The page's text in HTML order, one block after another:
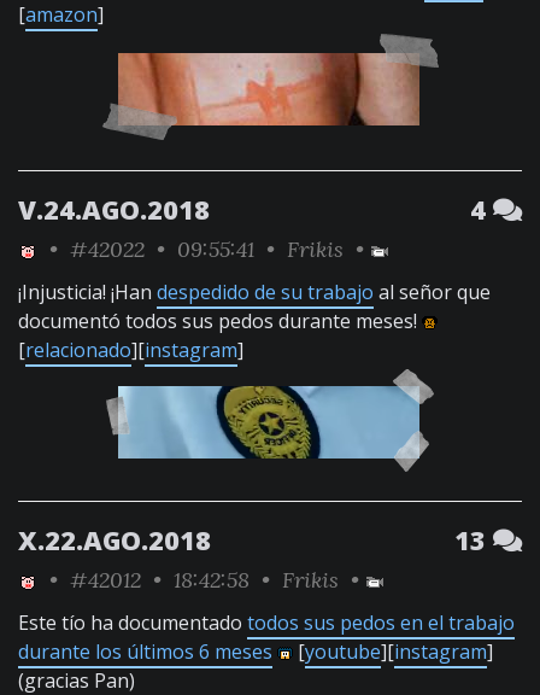
[amazon]
V.24.AGO.2018 4
• #42022 • 09:55:41 • Frikis •
¡Injusticia! ¡Han despedido de su trabajo al señor que
documentó todos sus pedos durante meses!
[relacionado][instagram]
X.22.AGO.2018 13
• #42012 • 18:42:58 • Frikis •
Este tío ha documentado todos sus pedos en el trabajo
durante los últimos 6 meses
[youtube][instagram]
(gracias Pan)